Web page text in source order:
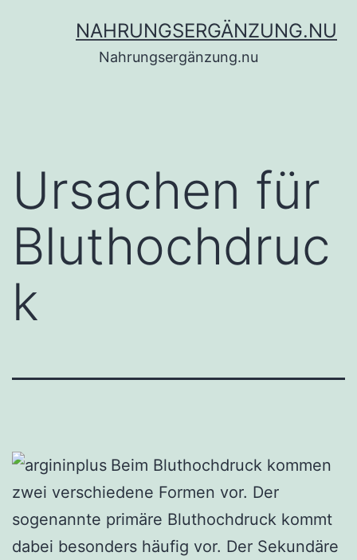
NAHRUNGSERGÄNZUNG.NU
Nahrungsergänzung.nu
Ursachen für
Bluthochdruc
k
Beim Bluthochdruck kommen
zwei verschiedene Formen vor. Der
sogenannte primäre Bluthochdruck kommt
dabei besonders häufig vor. Der Sekundäre